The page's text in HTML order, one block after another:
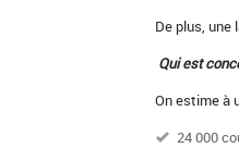
De plus, une
Qui est
On estime à
24 000